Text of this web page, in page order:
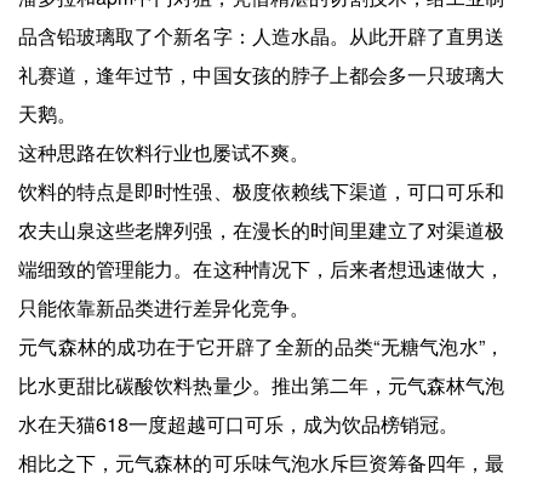
品含铅玻璃取了个新名字：人造水晶。从此开辟了直男送
礼赛道，逢年过节，中国女孩的脖子上都会多一只玻璃大
天鹅。
这种思路在饮料行业也屡试不爽。
饮料的特点是即时性强、极度依赖线下渠道，可口可乐和
农夫山泉这些老牌列强，在漫长的时间里建立了对渠道极
端细致的管理能力。在这种情况下，后来者想迅速做大，
只能依靠新品类进行差异化竞争。
元气森林的成功在于它开辟了全新的品类“无糖气泡水”，
比水更甜比碳酸饮料热量少。推出第二年，元气森林气泡
水在天猫618一度超越可口可乐，成为饮品榜销冠。
相比之下，元气森林的可乐味气泡水斥巨资筹备四年，最